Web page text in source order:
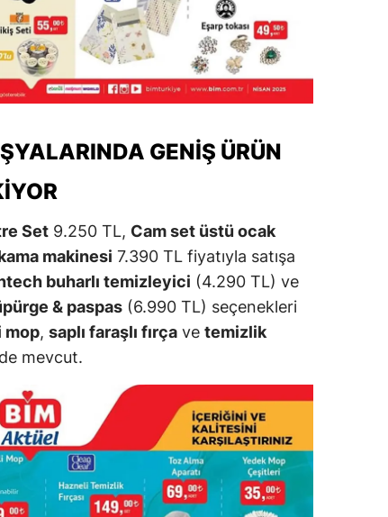
GENIŞ ÜRÜN
Set 9.250 TL, Cam set üstü ocak
makinesi 7.390 TL fiyatıyla satışa
buharlı temizleyici (4.290 TL) ve
& paspas (6.990 TL) seçenekleri
mop, saplı faraşlı fırça ve temizlik
mevcut.